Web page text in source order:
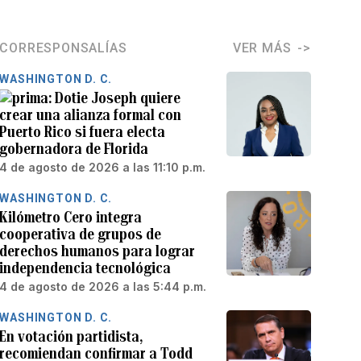
CORRESPONSALÍAS VER MÁS
WASHINGTON D. C.
Dotie Joseph quiere
crear una alianza formal con
Puerto Rico si fuera electa
gobernadora de Florida
4 de agosto de 2026 a las 11:10 p.m.
WASHINGTON D. C.
Kilómetro Cero integra
cooperativa de grupos de
derechos humanos para lograr
independencia tecnológica
4 de agosto de 2026 a las 5:44 p.m.
WASHINGTON D. C.
En votación partidista,
recomiendan confirmar a Todd